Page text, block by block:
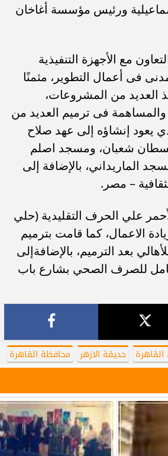
ورئيس مؤسسة أغاخان
مع الأجهزة التنفيذية
فى أعمال التطوير، مثمنًا
العديد من المشروعات،
والمساهمة فى ترميم العديد من
بطول يقارب ١.٥ كيلو متر والذي يعود إنشاؤه إلى عهد صلاح
شعبان، ومسجد اصلم
الماريداني، بالإضافة إلى
– مصر.
علي الحرف التقليدية (حلي
الاعمال، كما قامت بترميم
بعد الترميم، بالإضافةإلى
للصرف الصحي بشارع باب
حديقة الازهر محافظة القاهرة
رياضة